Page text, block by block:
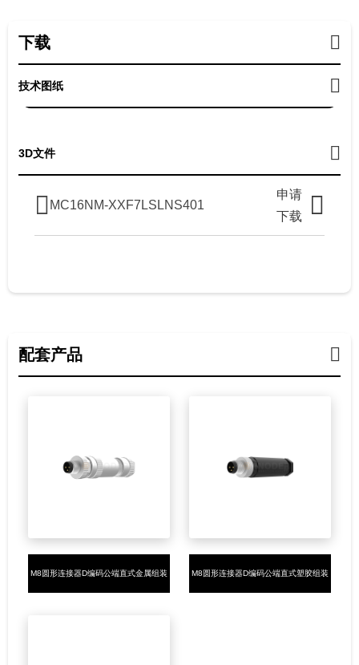
下载
技术图纸
3D文件
MC16NM-XXF7LSLNS401
申请
下载
配套产品
M8圆形连接器D编码公端直式金属组装 M8圆形连接器D编码公端直式塑胶组装